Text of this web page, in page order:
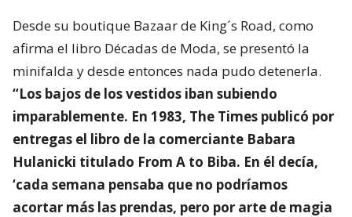
Desde su boutique Bazaar de King´s Road, como
afirma el libro Décadas de Moda, se presentó la
minifalda y desde entonces nada pudo detenerla.
“Los bajos de los vestidos iban subiendo
imparablemente. En 1983, The Times publicó por
entregas el libro de la comerciante Babara
Hulanicki titulado From A to Biba. En él decía,
‘cada semana pensaba que no podríamos
acortar más las prendas, pero por arte de magia